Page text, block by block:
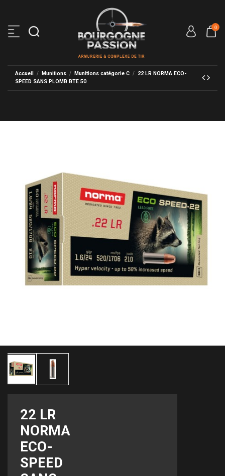
0
Accueil Munitions Munitions catégorie C
22 LR NORMA ECO-
SPEED SANS PLOMB BTE 50
22 LR
NORMA
ECO-
SPEED